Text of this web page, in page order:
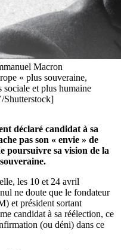
Macron
« plus souveraine,
et plus humaine
déclaré candidat à sa
pas son « envie » de
poursuivre sa vision de la
les 10 et 24 avril
ne doute que le fondateur
et président sortant
candidat à sa réélection, ce
(ou déni) dans ce